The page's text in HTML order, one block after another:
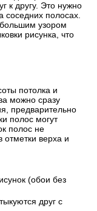
к другу. Это нужно
соседних полосах.
узором
рисунка, что
потолка и
можно сразу
предварительно
полос могут
полос не
отметки верха и
(обои без
друг с